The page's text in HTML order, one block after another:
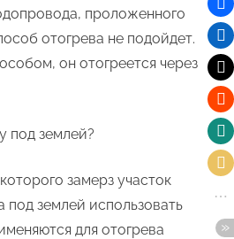
проложенного
отогрева не подойдет.
он отогреется через
под землей?
замерз участок
под землей использовать
для отогрева